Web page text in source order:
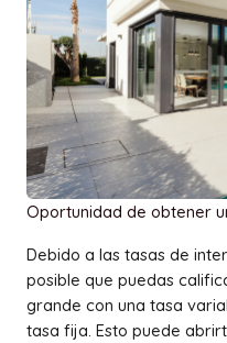
Oportunidad de obtener
Debido a las tasas de
posible que puedas
grande con una tasa
tasa fija. Esto puede